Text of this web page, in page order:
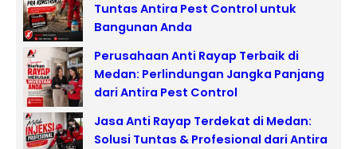
Tuntas Antira Pest Control untuk
Bangunan Anda
Perusahaan Anti Rayap Terbaik di
Medan: Perlindungan Jangka Panjang
dari Antira Pest Control
Jasa Anti Rayap Terdekat di Medan:
Solusi Tuntas & Profesional dari Antira